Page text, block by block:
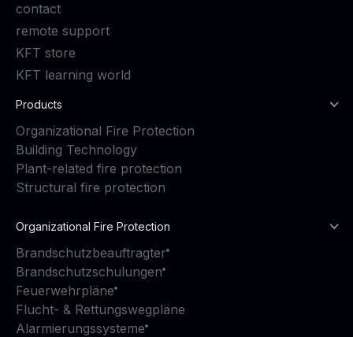
contact
remote support
KFT store
KFT learning world
Products
Organizational Fire Protection
Building Technology
Plant-related fire protection
Structural fire protection
Organizational Fire Protection
Brandschutzbeauftragter
Brandschutzschulungen
Feuerwehrpläne
Flucht- & Rettungswegpläne
Alarmierungssysteme